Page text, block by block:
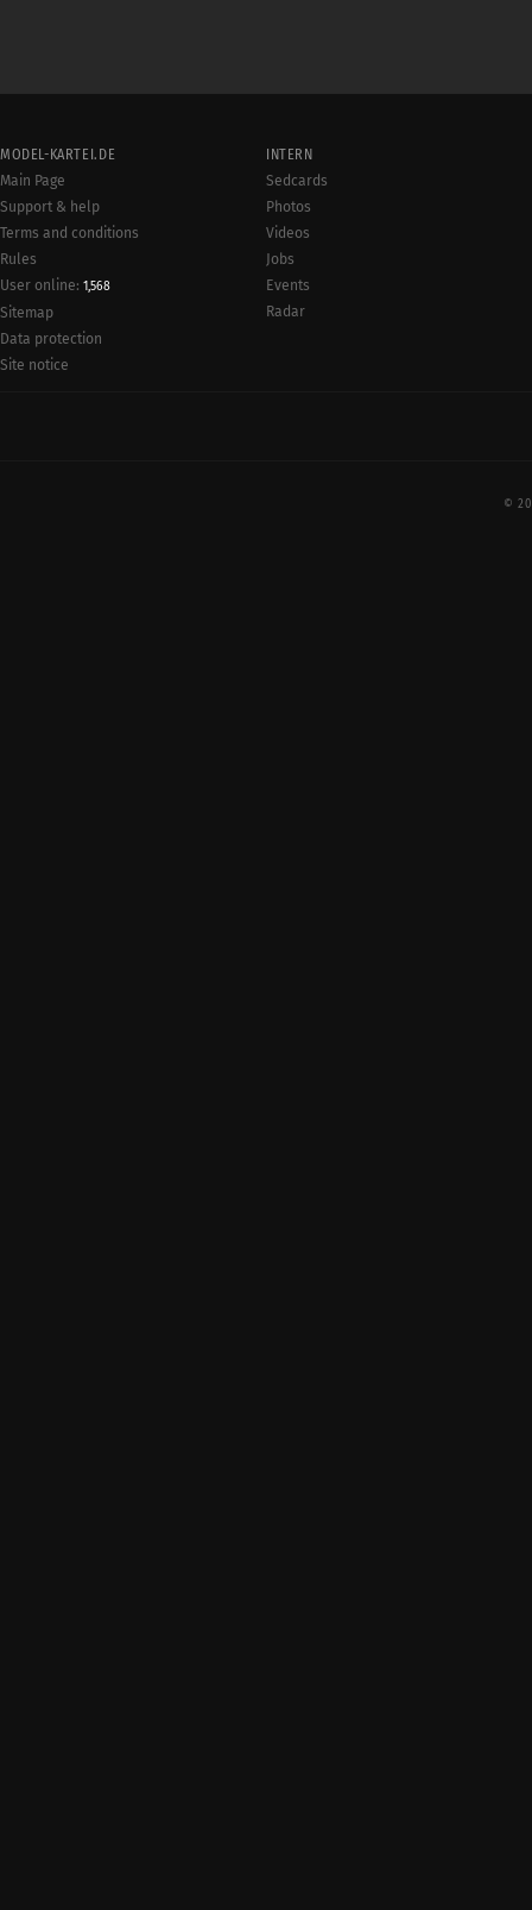
MODEL-KARTEI.DE
Main Page
Support & help
Terms and conditions
Rules
User online: 1,568
Sitemap
Data protection
Site notice
INTERN
Sedcards
Photos
Videos
Jobs
Events
Radar
©